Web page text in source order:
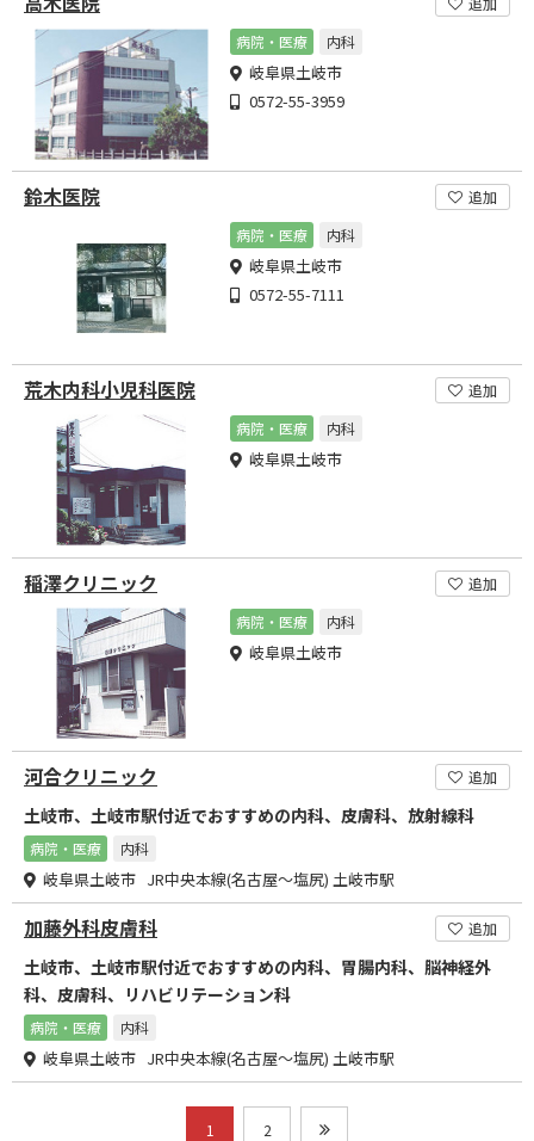
病院・医療
内科
岐阜県土岐市
0572-55-3959
鈴木医院
追加
病院・医療
内科
岐阜県土岐市
0572-55-7111
荒木内科小児科医院
追加
病院・医療
内科
岐阜県土岐市
稲澤クリニック
追加
病院・医療
内科
岐阜県土岐市
河合クリニック 追加
土岐市、土岐市駅付近でおすすめの内科、皮膚科、放射線科
病院・医療 内科
岐阜県土岐市 JR中央本線(名古屋～塩尻) 土岐市駅
加藤外科皮膚科 追加
土岐市、土岐市駅付近でおすすめの内科、胃腸内科、脳神経外
科、皮膚科、リハビリテーション科
病院・医療 内科
岐阜県土岐市 JR中央本線(名古屋～塩尻) 土岐市駅
1 2